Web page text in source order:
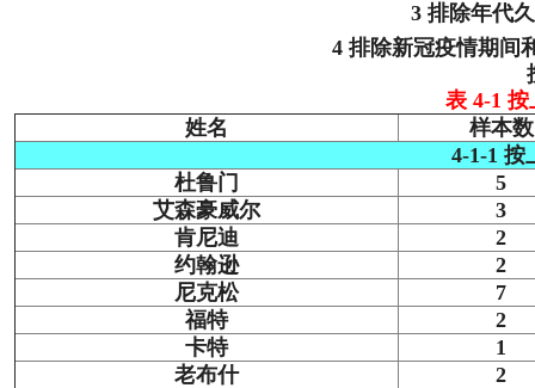
3 排除年代
4 排除新冠疫情期间
表 4-1
姓名
样本数
4-1-1 按
杜鲁门
5
艾森豪威尔
3
肯尼迪
2
约翰逊
2
尼克松
7
福特
2
卡特
1
老布什
2